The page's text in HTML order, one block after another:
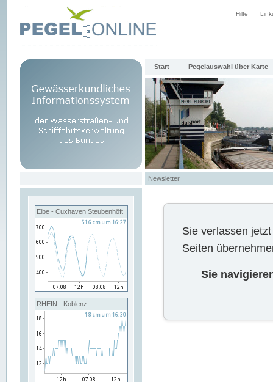
Hilfe
Start Pegelauswahl über Karte
Newsletter
Elbe - Cuxhaven Steubenhöft
RHEIN - Koblenz
Sie verlassen
Seiten
Sie